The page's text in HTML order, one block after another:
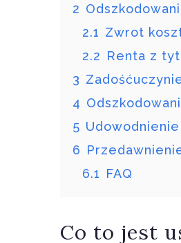
2
2.1 Zwrot
2.2 Renta z
3
4
5
6
6.1 FAQ
Co to jest